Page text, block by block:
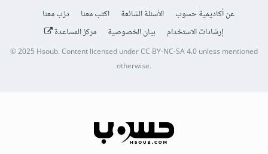
عن أكاديمية حسوب الأسئلة الشائعة اكتب معنا
درّب معنا
إرشادات الاستخدام
بيان الخصوصية مركز المساعدة
© 2025Hsoub.Content licensed underCC BY-NC-SA 4.0unless mentioned
otherwise.